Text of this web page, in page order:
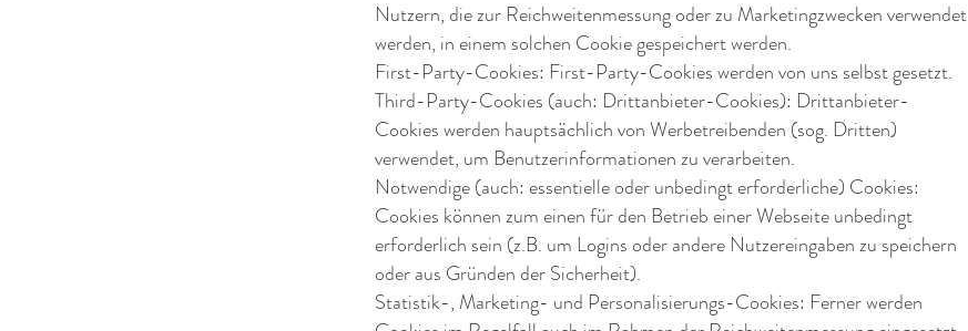
Nutzern, die zur Reichweitenmessung oder zu Marketingzwecken verwendet
werden, in einem solchen Cookie gespeichert werden.
First-Party-Cookies: First-Party-Cookies werden von uns selbst gesetzt.
Third-Party-Cookies (auch: Drittanbieter-Cookies): Drittanbieter-
Cookies werden hauptsächlich von Werbetreibenden (sog. Dritten)
verwendet, um Benutzerinformationen zu verarbeiten.
Notwendige (auch: essentielle oder unbedingt erforderliche) Cookies:
Cookies können zum einen für den Betrieb einer Webseite unbedingt
erforderlich sein (z.B. um Logins oder andere Nutzereingaben zu speichern
oder aus Gründen der Sicherheit).
Statistik-, Marketing- und Personalisierungs-Cookies: Ferner werden